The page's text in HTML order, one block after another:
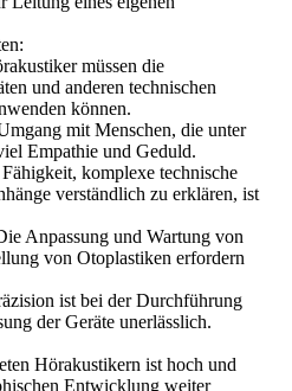
müssen die
und anderen technischen
können.
mit Menschen, die unter
Empathie und Geduld.
komplexe technische
verständlich zu erklären, ist
Anpassung und Wartung von
von Otoplastiken erfordern
ist bei der Durchführung
der Geräte unerlässlich.
Hörakustikern ist hoch und
Entwicklung weiter